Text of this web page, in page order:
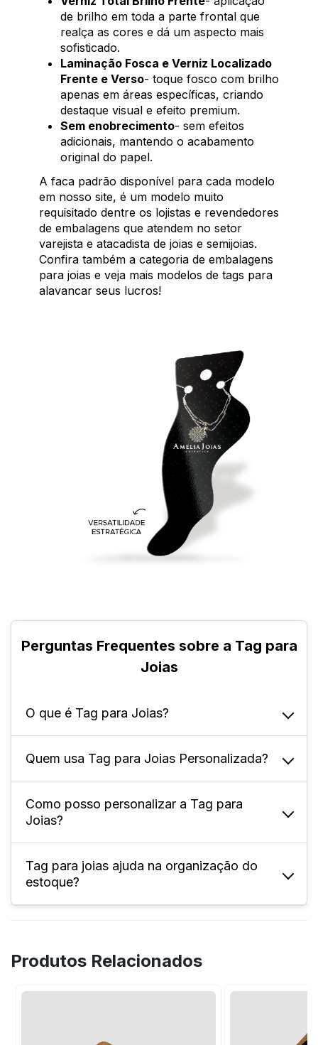
de brilho em toda a parte frontal que
realça as cores e dá um aspecto mais
sofisticado.
Laminação Fosca e Verniz Localizado
Frente e Verso- toque fosco com brilho
apenas em áreas específicas, criando
destaque visual e efeito premium.
Sem enobrecimento- sem efeitos
adicionais, mantendo o acabamento
original do papel.
A faca padrão disponível para cada modelo
em nosso site, é um modelo muito
requisitado dentre os lojistas e revendedores
de embalagens que atendem no setor
varejista e atacadista de joias e semijoias.
Confira também a categoria de embalagens
para joias e veja mais modelos de tags para
alavancar seus lucros!
Perguntas Frequentes sobre a Tag para
Joias
O que é Tag para Joias?
A tag para joias é um material gráfico
utilizado para identificação e apresentação
de peças, como brincos, colares e anéis.
Quem usa Tag para Joias Personalizada?
Lojas de bijuterias
Quiosques de shoppings
Feiras e exposições
Revendedores
Como posso personalizar a Tag para
Joias?
Use e abuse da sua criatividade! Impressão
do logotipo, nome da marca e informações
comerciais, são alguns dos tipos de
Tag para joias ajuda na organização do
estoque?
organização em prateleiras e gôndolas.
Produtos Relacionados